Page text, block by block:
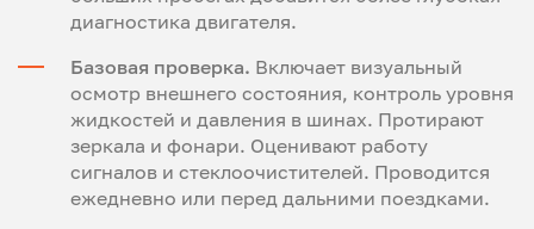
диагностика двигателя.
Базовая проверка. Включает визуальный
осмотр внешнего состояния, контроль уровня
жидкостей и давления в шинах. Протирают
зеркала и фонари. Оценивают работу
сигналов и стеклоочистителей. Проводится
ежедневно или перед дальними поездками.